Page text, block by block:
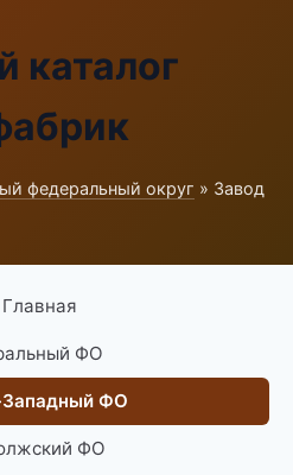
каталог
федеральный округ » Завод
Главная
ФО
ФО
ФО